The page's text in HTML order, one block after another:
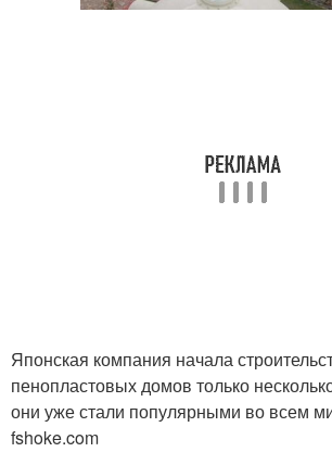
Японская компания начала
пенопластовых домов только
они уже стали популярными во всем
fshoke.com